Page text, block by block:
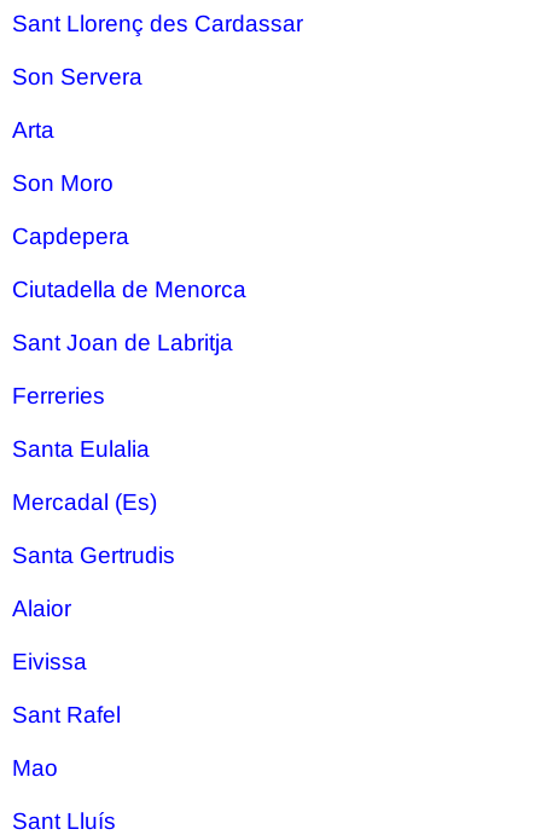
Sant Llorenç des Cardassar
Son Servera
Arta
Son Moro
Capdepera
Ciutadella de Menorca
Sant Joan de Labritja
Ferreries
Santa Eulalia
Mercadal (Es)
Santa Gertrudis
Alaior
Eivissa
Sant Rafel
Mao
Sant Lluís